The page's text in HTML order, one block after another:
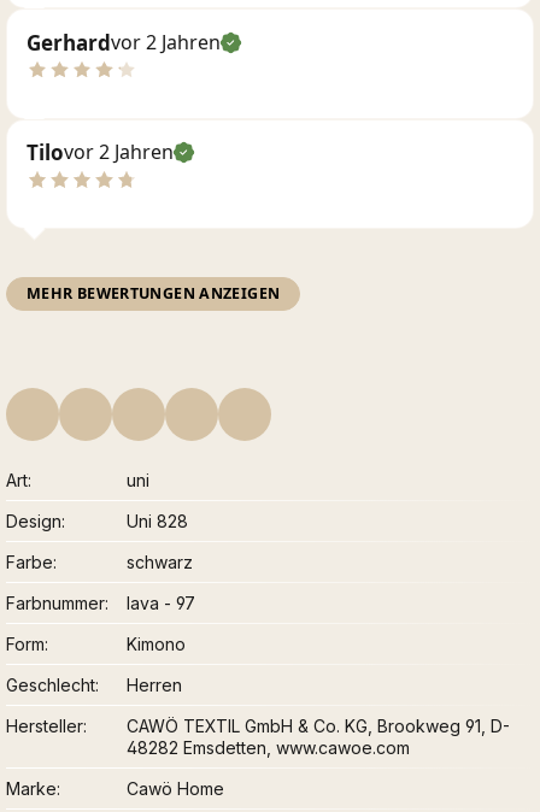
Gerhardvor 2 Jahren
Tilovor 2 Jahren
MEHR BEWERTUNGEN ANZEIGEN
Art
uni
Design
Uni 828
Farbe
schwarz
Farbnummer
lava - 97
Form
Kimono
Geschlecht
Herren
Hersteller
CAWÖ TEXTIL GmbH & Co. KG, Brookweg 91, D-
48282 Emsdetten, www.cawoe.com
Marke
Cawö Home